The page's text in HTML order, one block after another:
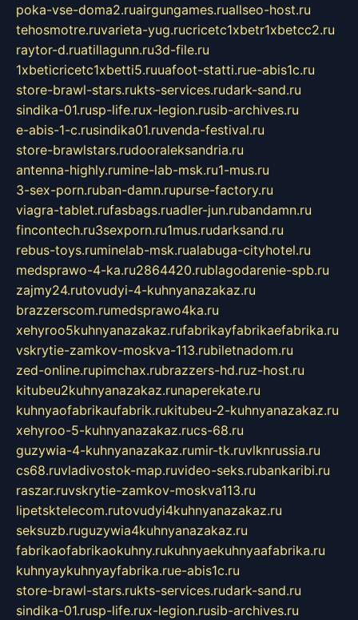
poka-vse-doma2.ruairgungames.ruallseo-host.ru
tehosmotre.ruvarieta-yug.rucricetc1xbetr1xbetcc2.ru
raytor-d.ruatillagunn.ru3d-file.ru
1xbeticricetc1xbetti5.ruuafoot-statti.rue-abis1c.ru
store-brawl-stars.rukts-services.rudark-sand.ru
sindika-01.rusp-life.rux-legion.rusib-archives.ru
e-abis-1-c.rusindika01.ruvenda-festival.ru
store-brawlstars.rudooraleksandria.ru
antenna-highly.rumine-lab-msk.ru1-mus.ru
3-sex-porn.ruban-damn.rupurse-factory.ru
viagra-tablet.rufasbags.ruadler-jun.rubandamn.ru
fincontech.ru3sexporn.ru1mus.rudarksand.ru
rebus-toys.ruminelab-msk.rualabuga-cityhotel.ru
medsprawo-4-ka.ru2864420.rublagodarenie-spb.ru
zajmy24.rutovudyi-4-kuhnyanazakaz.ru
brazzerscom.rumedsprawo4ka.ru
xehyroo5kuhnyanazakaz.rufabrikayfabrikaefabrika.ru
vskrytie-zamkov-moskva-113.rubiletnadom.ru
zed-online.rupimchax.rubrazzers-hd.ruz-host.ru
kitubeu2kuhnyanazakaz.runaperekate.ru
kuhnyaofabrikaufabrik.rukitubeu-2-kuhnyanazakaz.ru
xehyroo-5-kuhnyanazakaz.rucs-68.ru
guzywia-4-kuhnyanazakaz.rumir-tk.ruvlknrussia.ru
cs68.ruvladivostok-map.ruvideo-seks.rubankaribi.ru
raszar.ruvskrytie-zamkov-moskva113.ru
lipetsktelecom.rutovudyi4kuhnyanazakaz.ru
seksuzb.ruguzywia4kuhnyanazakaz.ru
fabrikaofabrikaokuhny.rukuhnyaekuhnyaafabrika.ru
kuhnyaykuhnyayfabrika.rue-abis1c.ru
store-brawl-stars.rukts-services.rudark-sand.ru
sindika-01.rusp-life.rux-legion.rusib-archives.ru